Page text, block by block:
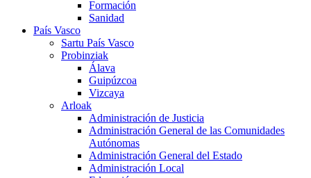
Formación
Sanidad
País Vasco
Sartu País Vasco
Probinziak
Álava
Guipúzcoa
Vizcaya
Arloak
Administración de Justicia
Administración General de las Comunidades
Autónomas
Administración General del Estado
Administración Local